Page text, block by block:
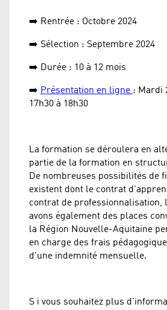
➡️ Rentrée : Octobre 2024
➡️ Sélection : Septembre 2024
➡️ Durée : 10 à 12 mois
➡️ Présentation en ligne : Mardi
17h30 à 18h30
La formation se déroulera en
partie de la formation en
De nombreuses possibilités de
existent dont le contrat
contrat de professionnalisation,
avons également des places
la Région Nouvelle-Aquitaine
en charge des frais
d'une indemnité mensuelle.
S i vous souhaitez plus